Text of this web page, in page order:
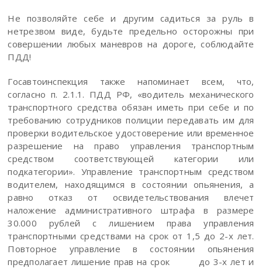
Не позволяйте себе и другим садиться за руль в
нетрезвом виде, будьте предельно осторожны при
совершении любых маневров на дороге, соблюдайте
ПДД!
Госавтоинспекция также напоминает всем, что,
согласно п. 2.1.1. ПДД РФ, «водитель механического
транспортного средства обязан иметь при себе и по
требованию сотрудников полиции передавать им для
проверки водительское удостоверение или временное
разрешение на право управления транспортным
средством соответствующей категории или
подкатегории». Управление транспортным средством
водителем, находящимся в состоянии опьянения, а
равно отказ от освидетельствования влечет
наложение административного штрафа в размере
30.000 рублей с лишением права управления
транспортными средствами на срок от 1,5 до 2-х лет.
Повторное управление в состоянии опьянения
предполагает лишение прав на срок до 3-х лет и